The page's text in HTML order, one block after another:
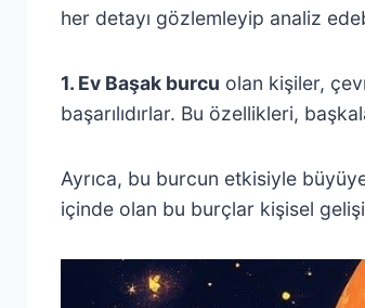
her detayı gözlemleyip analiz
1. Ev Başak burcu olan kişiler,
başarılıdırlar. Bu özellikleri,
Ayrıca, bu burcun etkisiyle
içinde olan bu burçlar kişisel